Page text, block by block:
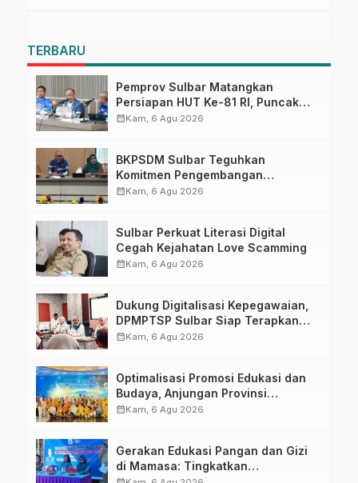
TERBARU
Pemprov Sulbar Matangkan
Persiapan HUT Ke-81 RI, Puncak
Upacara di Lapangan Ahmad
calendar_monthKam, 6 Agu 2026
BKPSDM Sulbar Teguhkan
Komitmen Pengembangan
Kompetensi ASN melalui
calendar_monthKam, 6 Agu 2026
Sulbar Perkuat Literasi Digital
Cegah Kejahatan Love Scamming
calendar_monthKam, 6 Agu 2026
Dukung Digitalisasi Kepegawaian,
DPMPTSP Sulbar Siap Terapkan
Aplikasi FLEKSI ASN
calendar_monthKam, 6 Agu 2026
Optimalisasi Promosi Edukasi dan
Budaya, Anjungan Provinsi
Sulawesi Barat Perkuat Kolaborasi
calendar_monthKam, 6 Agu 2026
Gerakan Edukasi Pangan dan Gizi
di Mamasa: Tingkatkan